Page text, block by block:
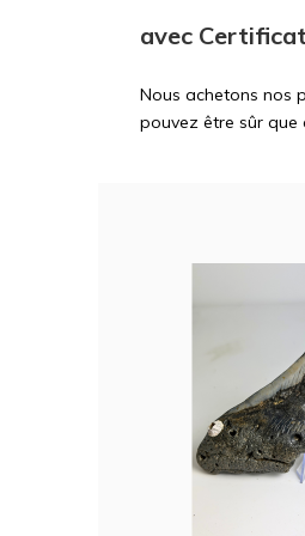
avec Certificat
Nous achetons nos
pouvez être sûr que